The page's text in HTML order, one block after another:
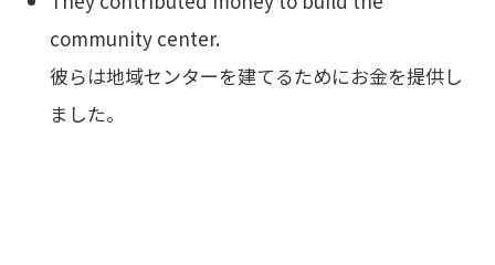
community center.
彼らは地域センターを建てるためにお金を提供し
ました。